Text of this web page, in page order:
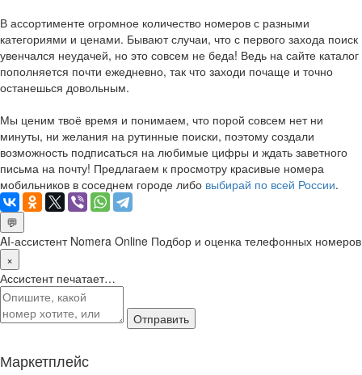
В ассортименте огромное количество номеров с разными
категориями и ценами. Бывают случаи, что с первого захода поиск
увенчался неудачей, но это совсем не беда! Ведь на сайте каталог
пополняется почти ежедневно, так что заходи почаще и точно
останешься довольным.
Мы ценим твоё время и понимаем, что порой совсем нет ни
минуты, ни желания на рутинные поиски, поэтому создали
возможность подписаться на любимые цифры и ждать заветного
письма на почту! Предлагаем к просмотру красивые номера
мобильников в соседнем городе либо выбирай по всей России.
💬
AI-ассистент Nomera Online Подбор и оценка телефонных номеров
×
Ассистент печатает…
Отправить
Маркетплейс